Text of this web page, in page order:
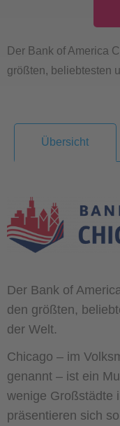
Der Bank of America
größten, beliebtesten
Übersicht
Der Bank of
den größten,
der Welt.
Chicago – im
genannt – ist ein
wenige Großstädte
präsentieren sich